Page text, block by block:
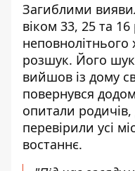
Загиблими
віком 33, 25 та
розшук. Його
вийшов із дому
повернувся
опитали родичів,
перевірили усі
востаннє.